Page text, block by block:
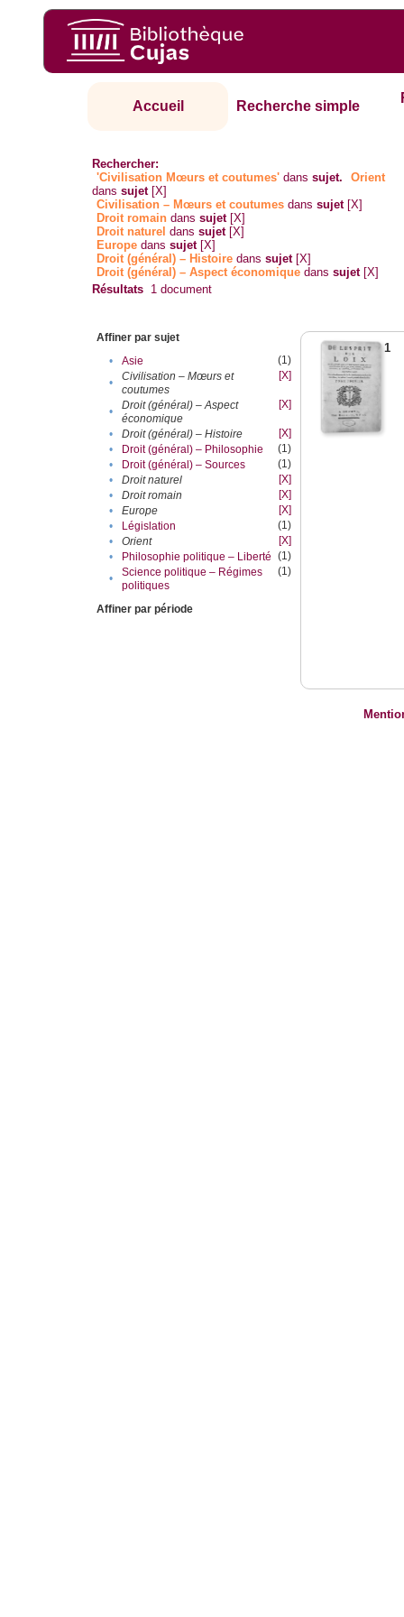
Accueil Recherche simple
Rechercher:
'Civilisation Mœurs et coutumes' danssujet.
Orient
danssujet [X]
Civilisation – Mœurs et coutumes danssujet [X]
Droit romain danssujet [X]
Droit naturel danssujet [X]
Europe danssujet [X]
Droit (général) – Histoire danssujet [X]
Droit (général) – Aspect économique danssujet [X]
Résultats 1 document
Affiner par sujet
•
Asie
(1)
•
Civilisation – Mœurs et
coutumes
[X]
•
Droit (général) – Aspect
économique
[X]
• Droit (général) – Histoire
[X]
•
Droit (général) – Philosophie
(1)
•
Droit (général) – Sources
(1)
•
Droit naturel
[X]
•
Droit romain
[X]
•
Europe
[X]
•
Législation
(1)
•
Orient
[X]
•
Philosophie politique – Liberté (1)
•
Science politique – Régimes
politiques
(1)
Affiner par période
1